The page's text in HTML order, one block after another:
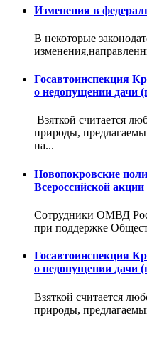
Изменения в
В некоторые
Госавтоинспекция
о недопущении дачи
Взяткой считается
природы,
на...
Новопокровские
Всероссийской
Сотрудники ОМВД
при поддержке
Госавтоинспекция
о недопущении дачи
Взяткой считается
природы,